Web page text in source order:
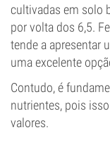
cultivadas em solo
por volta dos 6,5.
tende a apresentar
uma excelente
Contudo, é
nutrientes, pois
valores.